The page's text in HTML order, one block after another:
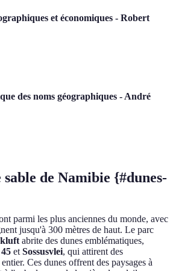
et économiques - Robert
des noms géographiques - André
sable de Namibie {#dunes-
parmi les plus anciennes du monde, avec
jusqu'à 300 mètres de haut. Le parc
abrite des dunes emblématiques,
etSossusvlei, qui attirent des
Ces dunes offrent des paysages à